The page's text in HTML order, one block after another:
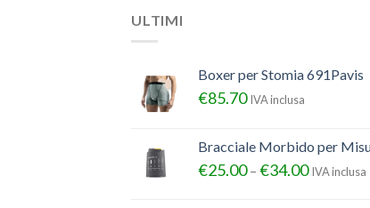
ULTIMI
Boxer per Stomia 691Pavis
€85.70 IVA inclusa
Bracciale Morbido per
€25.00– €34.00 IVA inclusa